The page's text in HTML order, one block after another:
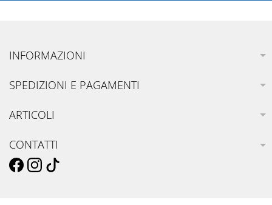
INFORMAZIONI
SPEDIZIONI E PAGAMENTI
ARTICOLI
CONTATTI